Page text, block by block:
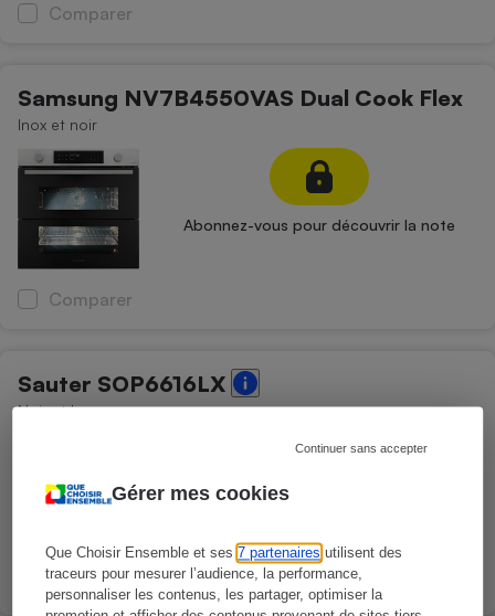
Gérer mes cookies
Que Choisir Ensemble et ses7 partenaires utilisent des
traceurs pour mesurer l’audience, la performance,
personnaliser les contenus, les partager, optimiser la
Continuer sans accepter
Comparer
Samsung NV7B4550VAS Dual Cook Flex
Inox et noir
Abonnez-vous pour découvrir la note
Comparer
Sauter SOP6616LX
Noir et Inox
Comparer